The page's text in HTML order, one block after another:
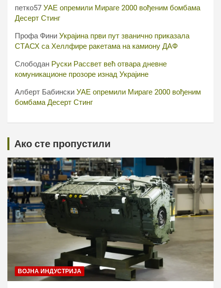
петко57 УАЕ опремили Мираге 2000 вођеним бомбама
Десерт Стинг
Профа Фини Украјина први пут званично приказала
СТАСХ са Хеллфире ракетама на камиону ДАФ
Слободан Руски Рассвет већ отвара дневне
комуникационе прозоре изнад Украјине
Алберт Бабински УАЕ опремили Мираге 2000 вођеним
бомбама Десерт Стинг
Ако сте пропустили
ВОЈНА ИНДУСТРИЈА